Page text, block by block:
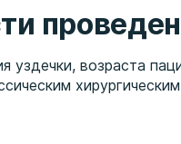
уздечки, возраста